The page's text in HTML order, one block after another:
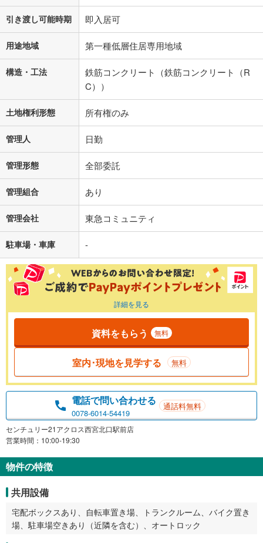
引き渡し可能時期 即入居可
用途地域 第一種低層住居専用地域
構造・工法
鉄筋コンクリート（鉄筋コンクリート（R
C））
土地権利形態 所有権のみ
管理人 日勤
管理形態 全部委託
管理組合 あり
管理会社 東急コミュニティ
駐車場・車庫 -
詳細を見る
資料をもらう 無料
室内･現地を見学する 無料
電話で問い合わせる
0078-6014-54419
通話料無料
センチュリー21アクロス西宮北口駅前店
営業時間：10:00-19:30
物件の特徴
共用設備
宅配ボックスあり、自転車置き場、トランクルーム、バイク置き
場、駐車場空きあり（近隣を含む）、オートロック